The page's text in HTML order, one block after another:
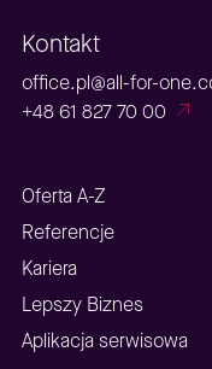
Kontakt
office.pl@all-for-
+48 61 827 70 00
Oferta A-Z
Referencje
Kariera
Lepszy Biznes
Aplikacja serwisowa